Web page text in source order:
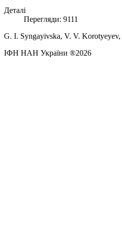
Деталі
Перегляди: 9111
G. I. Syngayivska, V. V.
ІФН НАН України ®2026